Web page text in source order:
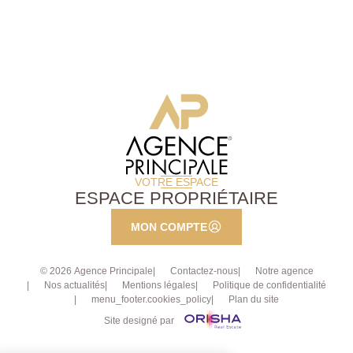
m² ? 13,15 m² ? 15,5 m²) ainsi qu'une salle d'eau
avec toilettes. Un appartement 2 pièces indépendant :
agréable pièce de vie avec cuisine ouverte (19,6 m²),
une chambre (11,84 m²) et une salle d'eau avec
VOTRE ESPACE
ESPACE PROPRIÉTAIRE
MON COMPTE
© 2026 Agence Principale Contactez-nous
Notre agence
Nos actualités
Mentions légales
Politique de confidentialité
menu_footer.cookies_policy
Plan du site
Site designé par